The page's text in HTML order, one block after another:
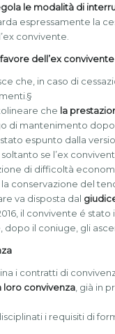
le modalità di
espressamente la
convivente.
dell’ex convivente
che, in caso di
che la
di mantenimento
espunto dalla
se l’ex
di difficoltà
conservazione del
va disposta dal
il convivente é
dopo il coniuge, gli
i contratti di
convivenza , già in
i requisiti di